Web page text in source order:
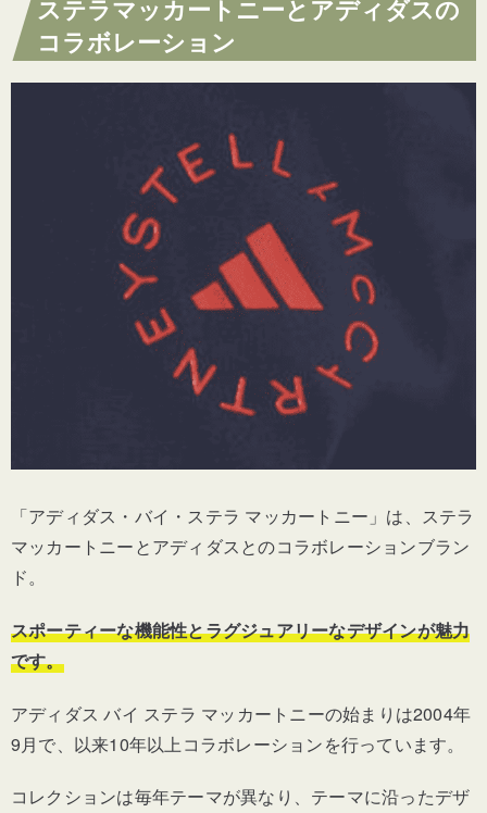
ステラマッカートニーとアディダスの
コラボレーション
「アディダス・バイ・ステラ マッカートニー」は、ステラ
マッカートニーとアディダスとのコラボレーションブラン
ド。
スポーティーな機能性とラグジュアリーなデザインが魅力
です。
アディダス バイ ステラ マッカートニーの始まりは2004年
9月で、以来10年以上コラボレーションを行っています。
コレクションは毎年テーマが異なり、テーマに沿ったデザ